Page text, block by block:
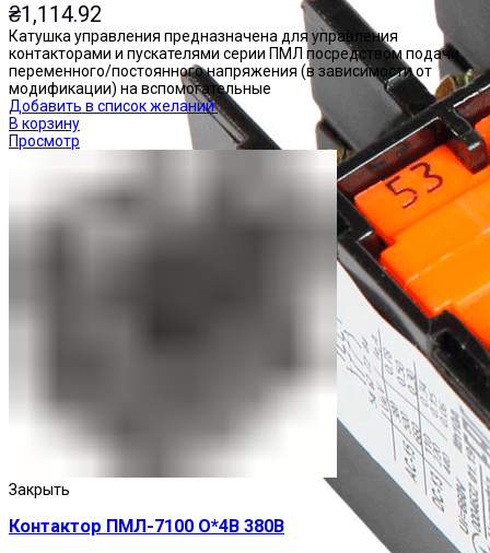
₴1,114.92
Катушка управления предназначена для управления
контакторами и пускателями серии ПМЛ посредством подачи
переменного/постоянного напряжения (в зависимости от
модификации) на вспомогательные
Добавить в список желаний
В корзину
Просмотр
Закрыть
Контактор ПМЛ-7100 О*4В 380В